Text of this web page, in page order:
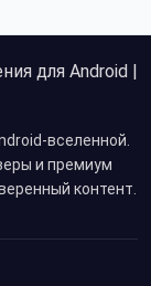
вселенной.
и премиум
контент.